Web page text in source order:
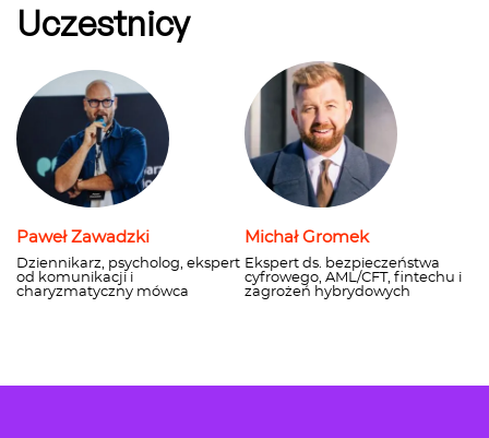
Uczestnicy
Paweł Zawadzki
Dziennikarz, psycholog, ekspert
od komunikacji i
charyzmatyczny mówca
Michał Gromek
Ekspert ds. bezpieczeństwa
cyfrowego, AML/CFT, fintechu i
zagrożeń hybrydowych